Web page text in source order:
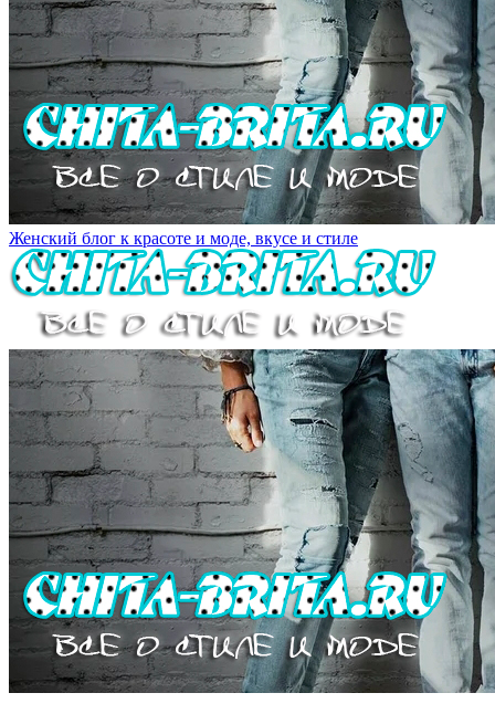
Женский блог к красоте и моде, вкусе и стиле